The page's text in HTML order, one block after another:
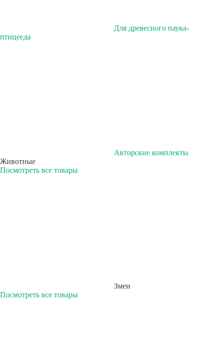
Для древесного паука-
птицееда
Авторские комплекты
Животные
Посмотреть все товары
Змеи
Посмотреть все товары